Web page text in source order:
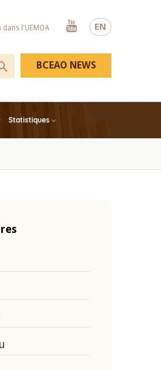
EN
dans l'UEMOA
Youtube
Statistiques
BCEAO NEWS